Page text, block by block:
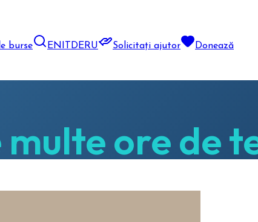
burse EN DERU Solicitați ajutor Donează
ore de